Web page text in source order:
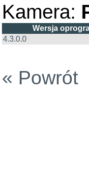
Kamera:
Wersja
4.3.0.0
« Powrót